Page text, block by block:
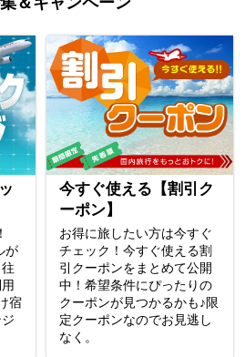
が
宿
今すぐ使える【割引ク
ーポン】
お得に旅したい方は今すぐ
チェック！今すぐ使える割
引クーポンをまとめて公開
中！希望条件にぴったりの
クーポンが見つかるかも♪限
定クーポンなのでお見逃し
なく。